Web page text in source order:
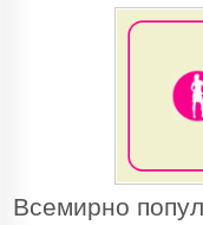
Всемирно